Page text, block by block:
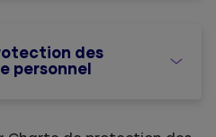
des
personnel